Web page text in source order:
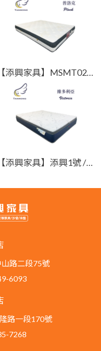
【添興家具】MSMT02-1榮耀系列-PLOCK普洛克/蜂巢式獨立筒床墊/高度23公分/躺感7分【
【添興家具】添興1號 / 榮耀系列-VICTORIA維多利亞 /蘭精TENCEL天絲表布/獨立筒彈簧/高度27公分/躺感約5分/適1
路二段75號
6093
路一段170號
7268